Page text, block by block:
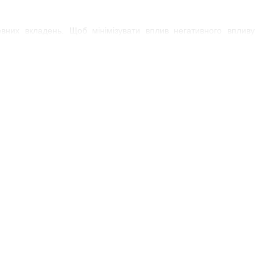
вкладень. Щоб мінімізувати вплив негативного впливу